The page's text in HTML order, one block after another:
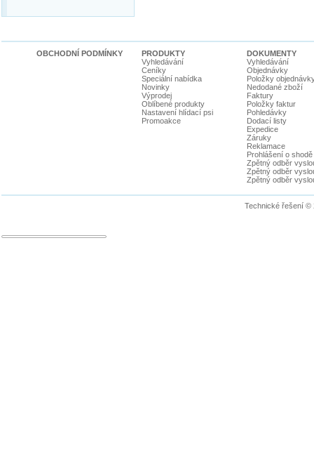
OBCHODNÍ PODMÍNKY
PRODUKTY
Vyhledávání
Ceníky
Speciální nabídka
Novinky
Výprodej
Oblíbené produkty
Nastavení hlídací psi
Promoakce
DOKUMENTY
Vyhledávání
Objednávky
Položky
Nedodané zboží
Faktury
Položky faktur
Pohledávky
Dodací listy
Expedice
Záruky
Reklamace
Prohlášení o shodě
Zpětný odběr
Zpětný odběr
Zpětný odběr
Technické řešení ©